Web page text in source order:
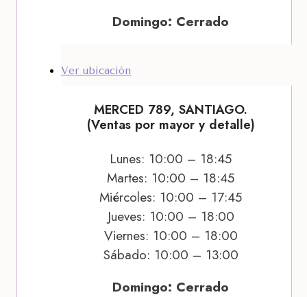
Domingo: Cerrado
Ver ubicación
MERCED 789, SANTIAGO.
(Ventas por mayor y detalle)
Lunes: 10:00 – 18:45
Martes: 10:00 – 18:45
Miércoles: 10:00 – 17:45
Jueves: 10:00 – 18:00
Viernes: 10:00 – 18:00
Sábado: 10:00 – 13:00
Domingo: Cerrado